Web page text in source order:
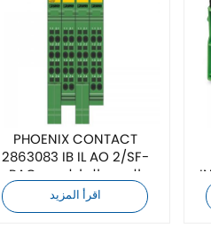
PHOENIX CONTACT
2863083 IB IL AO 2/SF-
PAC - الوحدة التناظرية
اقرأ المزيد